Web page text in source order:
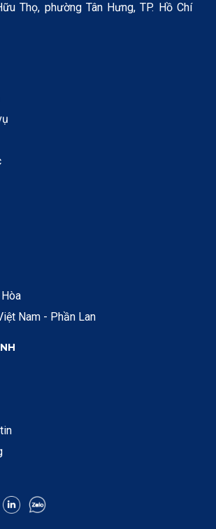
Thọ, phường Tân Hưng, TP. Hồ Chí
Nam - Phần Lan